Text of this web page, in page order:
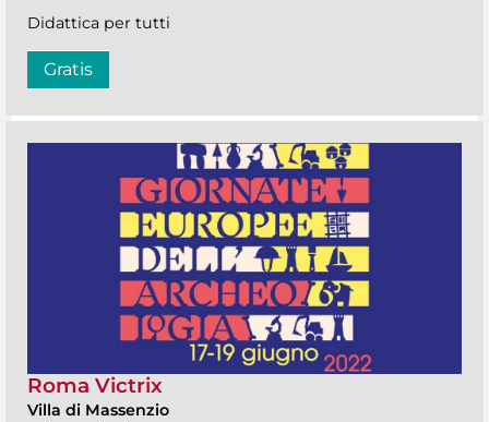
Didattica per tutti
Gratis
Roma Victrix
Villa di Massenzio